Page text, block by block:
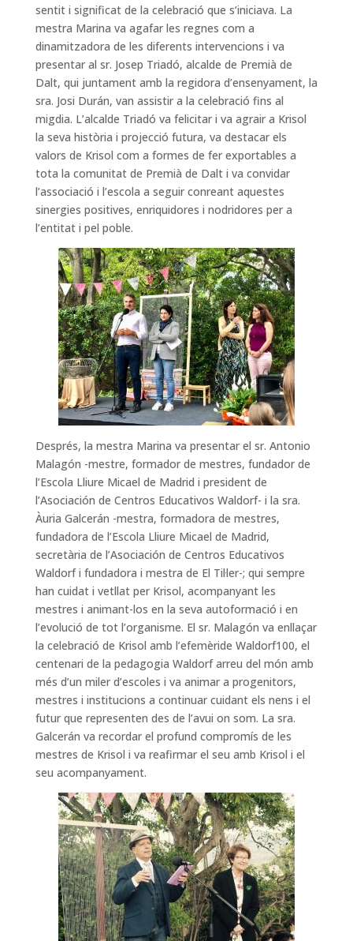
sentit i significat de la celebració que s’iniciava. La
mestra Marina va agafar les regnes com a
dinamitzadora de les diferents intervencions i va
presentar al sr. Josep Triadó, alcalde de Premià de
Dalt, qui juntament amb la regidora d’ensenyament, la
sra. Josi Durán, van assistir a la celebració fins al
migdia. L’alcalde Triadó va felicitar i va agrair a Krisol
la seva història i projecció futura, va destacar els
valors de Krisol com a formes de fer exportables a
tota la comunitat de Premià de Dalt i va convidar
l’associació i l’escola a seguir conreant aquestes
sinergies positives, enriquidores i nodridores per a
l’entitat i pel poble.
Després, la mestra Marina va presentar el sr. Antonio
Malagón -mestre, formador de mestres, fundador de
l’Escola Lliure Micael de Madrid i president de
l’Asociación de Centros Educativos Waldorf- i la sra.
Àuria Galcerán -mestra, formadora de mestres,
fundadora de l’Escola Lliure Micael de Madrid,
secretària de l’Asociación de Centros Educativos
Waldorf i fundadora i mestra de El Til·ler-; qui sempre
han cuidat i vetllat per Krisol, acompanyant les
mestres i animant-los en la seva autoformació i en
l’evolució de tot l’organisme. El sr. Malagón va enllaçar
la celebració de Krisol amb l’efemèride Waldorf100, el
centenari de la pedagogia Waldorf arreu del món amb
més d’un miler d’escoles i va animar a progenitors,
mestres i institucions a continuar cuidant els nens i el
futur que representen des de l’avui on som. La sra.
Galcerán va recordar el profund compromís de les
mestres de Krisol i va reafirmar el seu amb Krisol i el
seu acompanyament.